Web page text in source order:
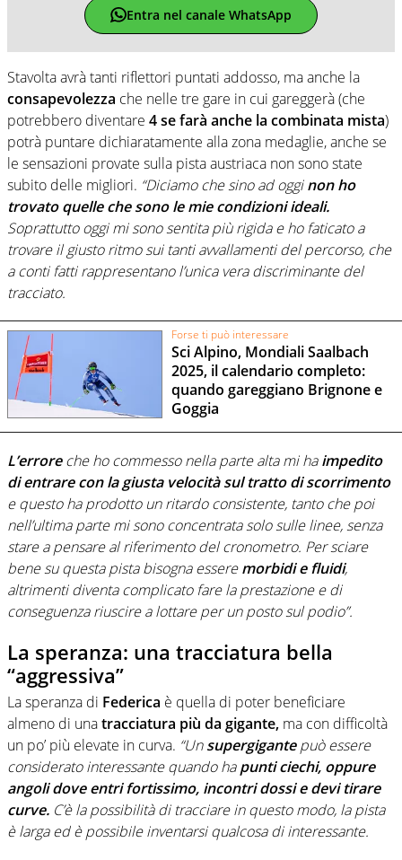
Entra nel canale WhatsApp
Stavolta avrà tanti riflettori puntati addosso, ma anche la
consapevolezza che nelle tre gare in cui gareggerà (che
potrebbero diventare 4 se farà anche la combinata mista)
potrà puntare dichiaratamente alla zona medaglie, anche se
le sensazioni provate sulla pista austriaca non sono state
subito delle migliori. “Diciamo che sino ad ogginon ho
trovato quelle che sono le mie condizioni ideali.
Soprattutto oggi mi sono sentita più rigida e ho faticato a
trovare il giusto ritmo sui tanti avvallamenti del percorso, che
a conti fatti rappresentano l’unica vera discriminante del
tracciato.
Forse ti può interessare
Sci Alpino, Mondiali Saalbach
2025, il calendario completo:
quando gareggiano Brignone e
Goggia
L’erroreche ho commesso nella parte alta mi haimpedito
di entrare con la giusta velocità sul tratto di scorrimento
e questo ha prodotto un ritardo consistente, tanto che poi
nell’ultima parte mi sono concentrata solo sulle linee, senza
stare a pensare al riferimento del cronometro. Per sciare
bene su questa pista bisogna esseremorbidi e fluidi,
altrimenti diventa complicato fare la prestazione e di
conseguenza riuscire a lottare per un posto sul podio”.
La speranza: una tracciatura bella
“aggressiva”
La speranza di Federica è quella di poter beneficiare
almeno di unatracciatura più da gigante, ma con difficoltà
un po’ più elevate in curva. “Unsupergigantepuò essere
considerato interessante quando hapunti ciechi, oppure
angoli dove entri fortissimo, incontri dossi e devi tirare
curve. C’è la possibilità di tracciare in questo modo, la pista
è larga ed è possibile inventarsi qualcosa di interessante.